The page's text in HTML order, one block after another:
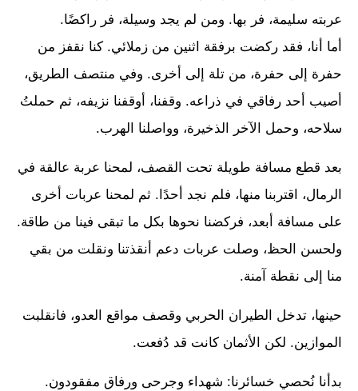
عربته سليمة، فر بها. ومن لم يجد وسيلة، فر راكضًا.
أما أنا، فقد ركضت برفقة اثنين من زملائي. كنا نقفز من
حفرة إلى حفرة، من تلة إلى أخرى. وفي منتصف الطريق،
أصيب أحد رفاقي في ذراعه. وقفنا، أوقفنا نزيفه، ثم حملتُ
سلاحه، وحمل الآخر الذخيرة، وواصلنا الهرب.
بعد قطع مسافة طويلة تحت القصف، لمحنا عربة عالقة في
الرمال، اقتربنا منها، فلم نجد أحدًا. ثم لمحنا عربات أخرى
على مسافة أبعد، فركضنا نحوها بكل ما تبقى فينا من طاقة.
ولحسن الحظ، وصلت عربات دعم أنقذتنا ونقلت من بقي
منا إلى نقطة آمنة.
حينها، تدخل الطيران الحربي وقصف مواقع العدو، فانقلبت
الموازين. لكن الأثمان كانت قد دُفعت.
بدأنا نُحصي خسائرنا: شهداء وجرحى ورفاق مفقودون.